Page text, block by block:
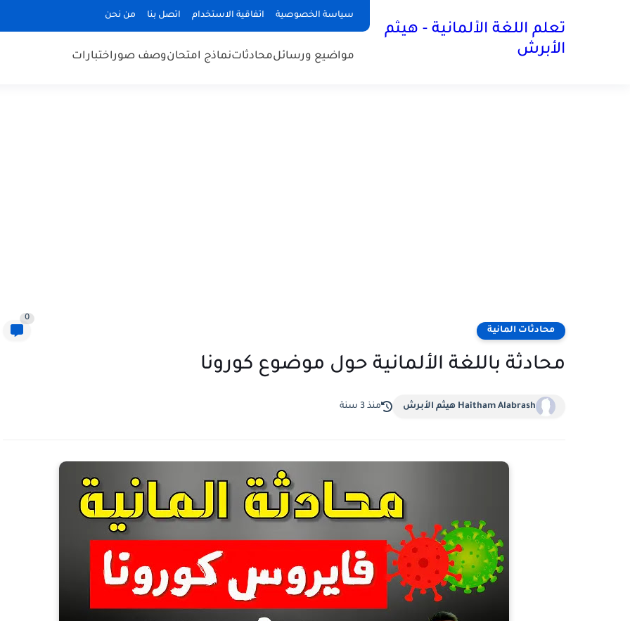
سياسة الخصوصية اتفاقية الاستخدام اتصل بنا من نحن
تعلم اللغة الألمانية - هيثم
الأبرش
مواضيع ورسائلمحادثاتنماذج امتحانوصف صوراختبارات
محادثات المانية
0
محادثة باللغة الألمانية حول موضوع كورونا
Haitham Alabrash هيثم الأبرش منذ 3 سنة